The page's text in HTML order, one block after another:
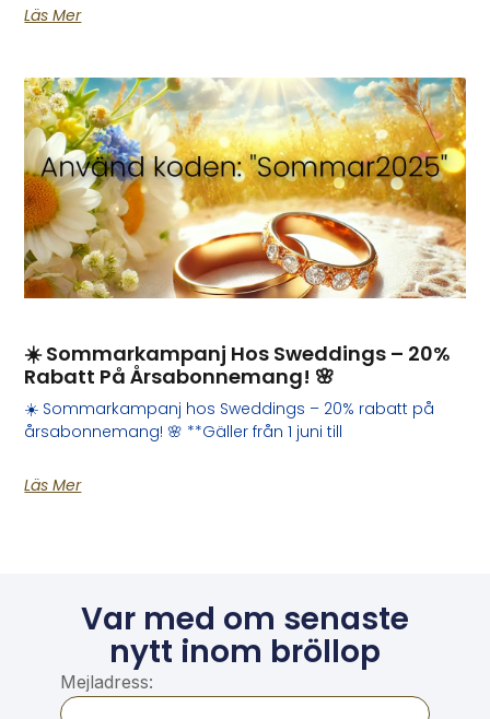
Läs Mer
☀️ Sommarkampanj Hos Sweddings – 20%
Rabatt På Årsabonnemang! 🌸
☀️ Sommarkampanj hos Sweddings – 20% rabatt på
årsabonnemang! 🌸 **Gäller från 1 juni till
Läs Mer
Var med om senaste
nytt inom bröllop
Mejladress: